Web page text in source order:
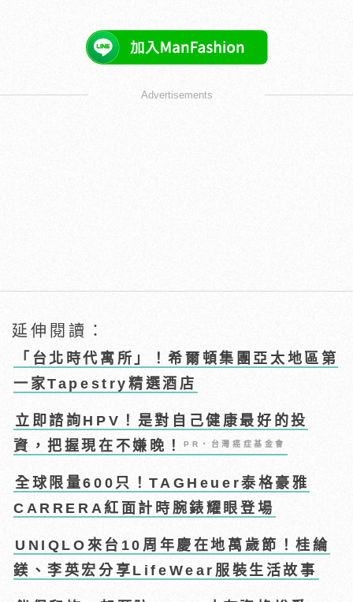
Advertisements
延伸閱讀：
「台北時代寓所」！希爾頓集團亞太地區第
一家Tapestry精選酒店
立即諮詢HPV！是對自己健康最好的投
資，把握現在不嫌晚！PR・台灣癌症基金會
全球限量600只！TAGHeuer泰格豪雅
CARRERA紅面計時腕錶耀眼登場
UNIQLO來台10周年慶在地萬歲節！桂綸
鎂、李英宏分享LifeWear服裝生活故事